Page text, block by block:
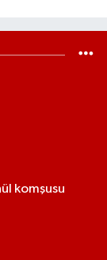
komşusu